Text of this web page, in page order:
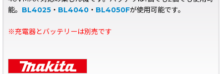
能。 BL4025 ・ BL4040 ・ BL4050Fが使用可能です。
※充電器とバッテリーは別売です